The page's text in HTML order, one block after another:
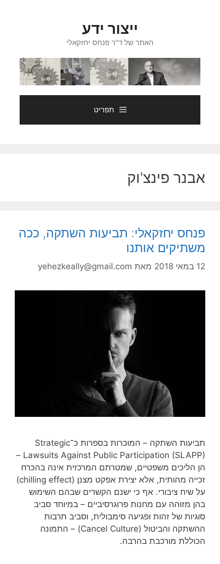
ייצור ידע
האתר של ד"ר פנחס יחזקאלי
תפריט
אבנר פינצ'וק
פנחס יחזקאלי: תביעות השתקה, ככה
משתיקים אותנו
12 במאי 2018 מאת yehezkeally@gmail.com
תביעות השתקה – המוכרות בספרות כ־Strategic
Lawsuits Against Public Participation (SLAPP) –
הן הליכים משפטיים, שמטרתם המרכזית אינה בהכרח
זכייה מהותית, אלא יצירת אפקט מצנן (chilling effect)
על שיח ציבורי. אף כי ישנם הקשרים שבהם השימוש
בהן מזוהה עם מחנות פרוגרסיביים – במיוחד סביב
סוגיות של זהות ופגיעה סימבולית, וסביב תרבות
ההשתקה והביטול (Cancel Culture) – התמונה
הכוללת מורכבת בהרבה.